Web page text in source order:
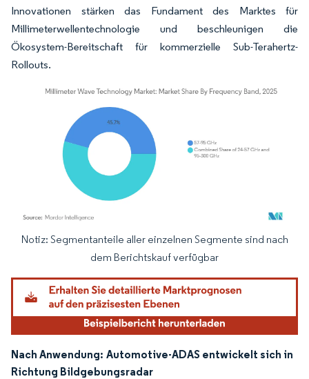
Innovationen stärken das Fundament des Marktes für
Millimeterwellentechnologie und beschleunigen die
Ökosystem-Bereitschaft für kommerzielle Sub-Terahertz-
Rollouts.
Bild © Mordor Intelligence. Wiederverwendung erfordert Namensnennung
Notiz: Segmentanteile aller einzelnen Segmente sind nach
dem Berichtskauf verfügbar
Nach Anwendung: Automotive-ADAS entwickelt sich in
Richtung Bildgebungsradar